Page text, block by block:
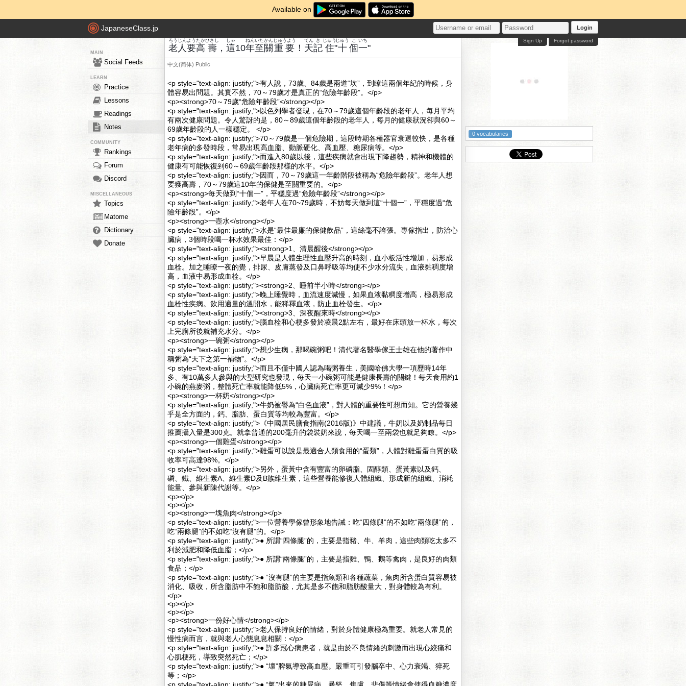
Available on
JapaneseClass.jp Login
Forgot password
Sign Up
MAIN
Social Feeds
LEARN
Practice
Lessons
Readings
Notes
COMMUNITY
Rankings
Forum
Discord
MISCELLANEOUS
Topics
Matome
Dictionary
Donate
老人
ろうじん
要
よう
高
たか
壽
ひさし
， 這
しゃ
10年
ねん
至
いた
關
かん
重要
じゅうよう
！ 天
てん
記
き
住
じゅう
"十
じゅう
個
こ
一
いち
"
中文(简体) Public
<p style="text-align: justify;">有人說，73歲、84歲是兩道“坎”，到瞭這兩個年紀的時候，身
體容易出問題。其實不然，70～79歲才是真正的“危險年齡段”。</p>
<p><strong>70～79歲“危險年齡段”</strong></p>
<p style="text-align: justify;">以色列學者發現，在70～79歲這個年齡段的老年人，每月平均
有兩次健康問題。令人驚訝的是，80～89歲這個年齡段的老年人，每月的健康狀況卻與60～
69歲年齡段的人一樣穩定。 </p>
<p style="text-align: justify;">70～79歲是一個危險期，這段時期各種器官衰退較快，是各種
老年病的多發時段，常易出現高血脂、動脈硬化、高血壓、糖尿病等。</p>
<p style="text-align: justify;">而進入80歲以後，這些疾病就會出現下降趨勢，精神和機體的
健康有可能恢復到60～69歲年齡段那樣的水平。</p>
<p style="text-align: justify;">因而，70～79歲這一年齡階段被稱為“危險年齡段”。老年人想
要獲高壽，70～79歲這10年的保健是至關重要的。</p>
<p><strong>每天做到“十個一”，平穩度過“危險年齡段”</strong></p>
<p style="text-align: justify;">老年人在70~79歲時，不妨每天做到這“十個一”，平穩度過“危
險年齡段”。</p>
<p><strong>一壺水</strong></p>
<p style="text-align: justify;">水是“最佳最廉的保健飲品”，這絲毫不誇張。專傢指出，防治心
臟病，3個時段喝一杯水效果最佳：</p>
<p style="text-align: justify;"><strong>1、清晨醒後</strong></p>
<p style="text-align: justify;">早晨是人體生理性血壓升高的時刻，血小板活性增加，易形成
血栓。加之睡瞭一夜的覺，排尿、皮膚蒸發及口鼻呼吸等均使不少水分流失，血液黏稠度增
高，血液中易形成血栓。</p>
<p style="text-align: justify;"><strong>2、睡前半小時</strong></p>
<p style="text-align: justify;">晚上睡覺時，血流速度減慢，如果血液黏稠度增高，極易形成
血栓性疾病。飲用適量的溫開水，能稀釋血液，防止血栓發生。</p>
<p style="text-align: justify;"><strong>3、深夜醒來時</strong></p>
<p style="text-align: justify;">腦血栓和心梗多發於凌晨2點左右，最好在床頭放一杯水，每次
上完廁所後就補充水分。</p>
<p><strong>一碗粥</strong></p>
<p style="text-align: justify;">想少生病，那喝碗粥吧！清代著名醫學傢王士雄在他的著作中
稱粥為“天下之第一補物”。</p>
<p style="text-align: justify;">而且不僅中國人認為喝粥養生，美國哈佛大學一項歷時14年
多、有10萬多人參與的大型研究也發現，每天一小碗粥可能是健康長壽的關鍵！每天食用約1
小碗的燕麥粥，整體死亡率就能降低5%，心臟病死亡率更可減少9%！</p>
<p><strong>一杯奶</strong></p>
<p style="text-align: justify;">牛奶被譽為“白色血液”，對人體的重要性可想而知。它的營養幾
乎是全方面的，鈣、脂肪、蛋白質等均較為豐富。</p>
<p style="text-align: justify;">《中國居民膳食指南(2016版)》中建議，牛奶以及奶制品每日
推薦攝入量是300克。就拿普通的200毫升的袋裝奶來說，每天喝一至兩袋也就足夠瞭。</p>
<p><strong>一個雞蛋</strong></p>
<p style="text-align: justify;">雞蛋可以說是最適合人類食用的“蛋類”，人體對雞蛋蛋白質的吸
收率可高達98%。</p>
<p style="text-align: justify;">另外，蛋黃中含有豐富的卵磷脂、固醇類、蛋黃素以及鈣、
磷、鐵、維生素A、維生素D及B族維生素，這些營養能修復人體組織、形成新的組織、消耗
能量、參與新陳代謝等。</p>
<p></p>
<p></p>
<p><strong>一塊魚肉</strong></p>
<p style="text-align: justify;">一位營養學傢曾形象地告誡：吃“四條腿”的不如吃“兩條腿”的，
吃“兩條腿”的不如吃“沒有腿”的。</p>
<p style="text-align: justify;">● 所謂“四條腿”的，主要是指豬、牛、羊肉，這些肉類吃太多不
利於減肥和降低血脂；</p>
<p style="text-align: justify;">● 所謂“兩條腿”的，主要是指雞、鴨、鵝等禽肉，是良好的肉類
食品；</p>
<p style="text-align: justify;">● “沒有腿”的主要是指魚類和各種蔬菜，魚肉所含蛋白質容易被
消化、吸收，所含脂肪中不飽和脂肪酸，尤其是多不飽和脂肪酸量大，對身體較為有利。
</p>
<p></p>
<p></p>
<p><strong>一份好心情</strong></p>
<p style="text-align: justify;">老人保持良好的情緒，對於身體健康極為重要。就老人常見的
慢性病而言，就與老人心態息息相關：</p>
<p style="text-align: justify;">● 許多冠心病患者，就是由於不良情緒的刺激而出現心絞痛和
心肌梗死，導致突然死亡；</p>
<p style="text-align: justify;">● “壞”脾氣導致高血壓。嚴重可引發腦卒中、心力衰竭、猝死
等；</p>
0 vocabularies